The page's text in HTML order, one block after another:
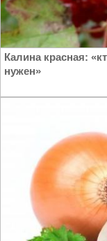
Калина красная:
нужен»